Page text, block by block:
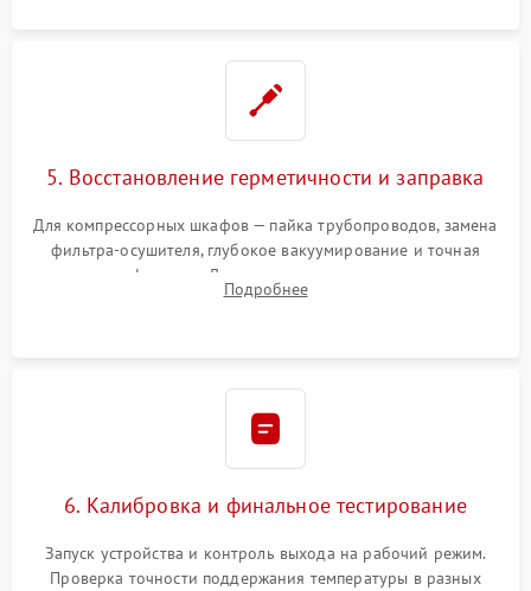
5. Восстановление герметичности и заправка
Для компрессорных шкафов — пайка трубопроводов, замена
фильтра-осушителя, глубокое вакуумирование и точная
заправка фреоном. Для термоэлектрических — замена
термопасты и герметизация охлаждающего блока.
Подробнее
6. Калибровка и финальное тестирование
Запуск устройства и контроль выхода на рабочий режим.
Проверка точности поддержания температуры в разных